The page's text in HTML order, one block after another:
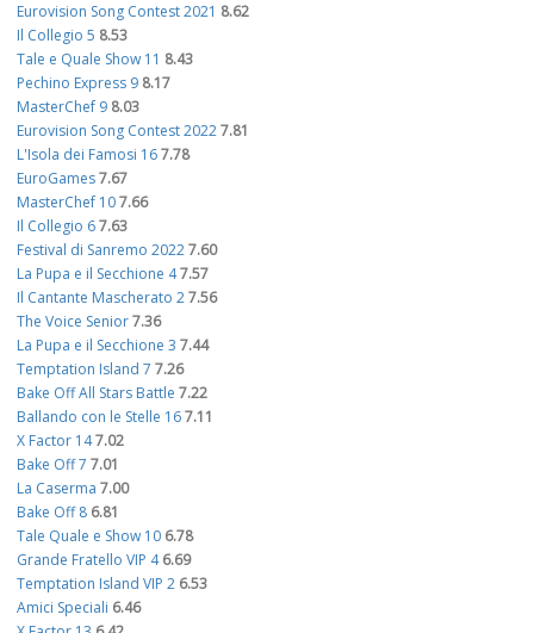
Eurovision Song Contest 2021 8.62
Il Collegio 5 8.53
Tale e Quale Show 11 8.43
Pechino Express 9 8.17
MasterChef 9 8.03
Eurovision Song Contest 20227.81
L'Isola dei Famosi 167.78
EuroGames7.67
MasterChef 107.66
Il Collegio 67.63
Festival di Sanremo 20227.60
La Pupa e il Secchione 47.57
Il Cantante Mascherato 27.56
The Voice Senior7.36
La Pupa e il Secchione 3 7.44
Temptation Island 7 7.26
Bake Off All Stars Battle 7.22
Ballando con le Stelle 167.11
X Factor 147.02
Bake Off 7 7.01
La Caserma 7.00
Bake Off 8 6.81
Tale Quale e Show 10 6.78
Grande Fratello VIP 4 6.69
Temptation Island VIP 2 6.53
Amici Speciali 6.46